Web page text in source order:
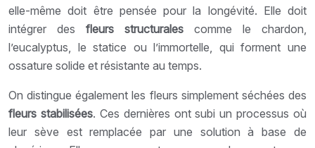
elle-même doit être pensée pour la longévité. Elle doit
intégrer des fleurs structurales comme le chardon,
l’eucalyptus, le statice ou l’immortelle, qui forment une
ossature solide et résistante au temps.
On distingue également les fleurs simplement séchées des
fleurs stabilisées. Ces dernières ont subi un processus où
leur sève est remplacée par une solution à base de